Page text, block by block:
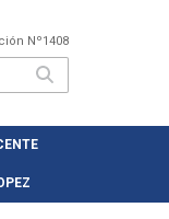
Nº1408